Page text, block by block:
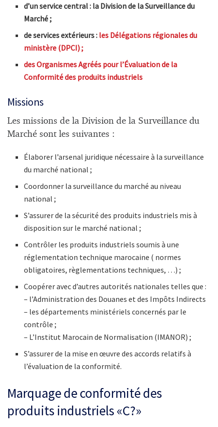
d’un service central : la Division de la Surveillance du
Marché ;
de services extérieurs : les Délégations régionales du
ministère (DPCI) ;
des Organismes Agréés pour l’Évaluation de la
Conformité des produits industriels
Missions
Les missions de la Division de la Surveillance du
Marché sont les suivantes :
Élaborer l’arsenal juridique nécessaire à la surveillance
du marché national ;
Coordonner la surveillance du marché au niveau
national ;
S’assurer de la sécurité des produits industriels mis à
disposition sur le marché national ;
Contrôler les produits industriels soumis à une
réglementation technique marocaine ( normes
obligatoires, règlementations techniques, …) ;
Coopérer avec d’autres autorités nationales telles que :
– l’Administration des Douanes et des Impôts Indirects
– les départements ministériels concernés par le
contrôle ;
– L’Institut Marocain de Normalisation (IMANOR) ;
S’assurer de la mise en œuvre des accords relatifs à
l’évaluation de la conformité.
Marquage de conformité des
produits industriels «C?»